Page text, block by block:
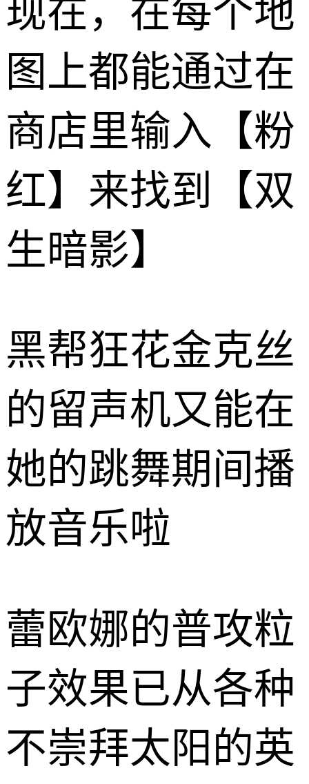
现在，在每个地
图上都能通过在
商店里输入【粉
红】来找到【双
生暗影】
黑帮狂花金克丝
的留声机又能在
她的跳舞期间播
放音乐啦
蕾欧娜的普攻粒
子效果已从各种
不崇拜太阳的英